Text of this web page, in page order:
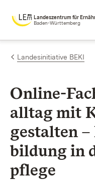
Zum Inhalt
Landeszentrum für
Baden-Württemberg
Landesinitiative BEKI
Online-
alltag mit
gestalten
bildung in
pflege